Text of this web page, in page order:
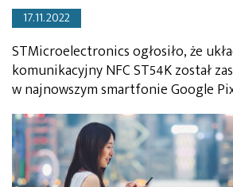
17.11.2022
STMicroelectronics ogłosiło, że
komunikacyjny NFC ST54K został
w najnowszym smartfonie Google